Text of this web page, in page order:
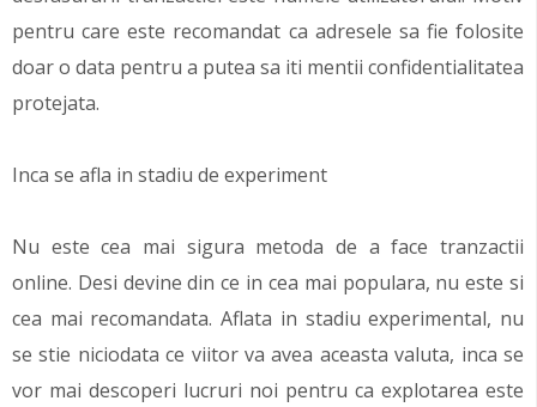
pentru care este recomandat ca adresele sa fie folosite
doar o data pentru a putea sa iti mentii confidentialitatea
protejata.
Inca se afla in stadiu de experiment
Nu este cea mai sigura metoda de a face tranzactii
online. Desi devine din ce in cea mai populara, nu este si
cea mai recomandata. Aflata in stadiu experimental, nu
se stie niciodata ce viitor va avea aceasta valuta, inca se
vor mai descoperi lucruri noi pentru ca explotarea este